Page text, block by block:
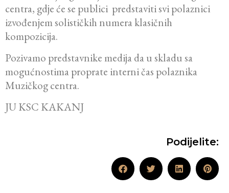
centra, gdje će se publici predstaviti svi polaznici
izvođenjem solističkih numera klasičnih
kompozicija.
Pozivamo predstavnike medija da u skladu sa
mogućnostima proprate interni čas polaznika
Muzičkog centra.
JU KSC KAKANJ
Podijelite: